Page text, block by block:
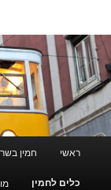
ראשי חמין
כלים לחמין